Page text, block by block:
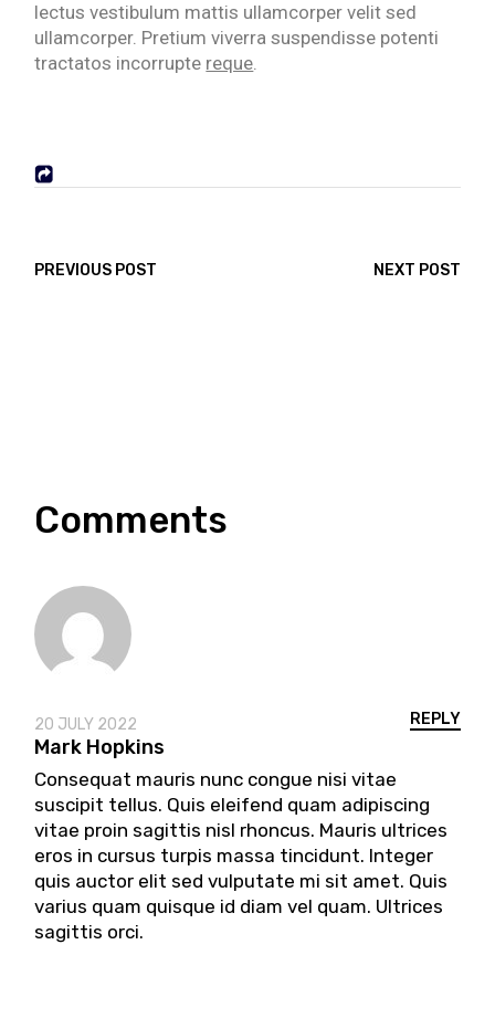
lectus vestibulum mattis ullamcorper velit sed
ullamcorper. Pretium viverra suspendisse potenti
tractatos incorrupte reque.
PREVIOUS POST NEXT POST
Comments
Mark Hopkins
20 JULY 2022 REPLY
Consequat mauris nunc congue nisi vitae
suscipit tellus. Quis eleifend quam adipiscing
vitae proin sagittis nisl rhoncus. Mauris ultrices
eros in cursus turpis massa tincidunt. Integer
quis auctor elit sed vulputate mi sit amet. Quis
varius quam quisque id diam vel quam. Ultrices
sagittis orci.